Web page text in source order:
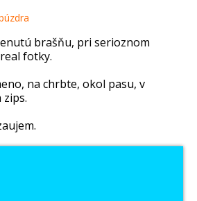
brašňu, pri serioznom
fotky.
na chrbte, okol pasu, v
zips.